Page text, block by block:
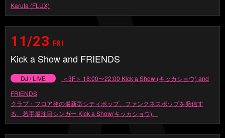
Karuta (FLUX)
11/23 FRI
Kick a Show and FRIENDS
DJ / LIVE
＜3F＞ 18:00〜22:00 Kick a Show (キッカショウ) and
FRIENDS
クラブ・フロア発の最新型シティポップ、ファンクネスポップを発信す
る、若手最注目シンガー Kick a Show(キッカショウ)。